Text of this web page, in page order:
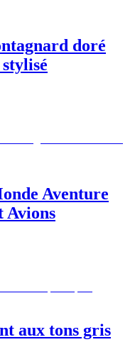
doré
Aventure
Avions
aux tons gris